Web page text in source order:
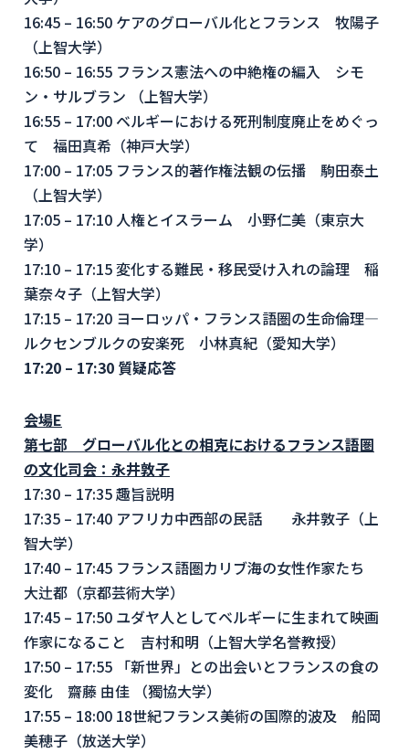
16:45 – 16:50 ケアのグローバル化とフランス 牧陽子
（上智大学）
16:50 – 16:55 フランス憲法への中絶権の編入 シモ
ン・サルブラン （上智大学）
16:55 – 17:00 ベルギーにおける死刑制度廃止をめぐっ
て 福田真希（神戸大学）
17:00 – 17:05 フランス的著作権法観の伝播 駒田泰土
（上智大学）
17:05 – 17:10 人権とイスラーム 小野仁美（東京大
学）
17:10 – 17:15 変化する難民・移民受け入れの論理 稲
葉奈々子（上智大学）
17:15 – 17:20 ヨーロッパ・フランス語圏の生命倫理―
ルクセンブルクの安楽死 小林真紀（愛知大学）
17:20 – 17:30 質疑応答
会場E
第七部 グローバル化との相克におけるフランス語圏
の文化司会：永井敦子
17:30 – 17:35 趣旨説明
17:35 – 17:40 アフリカ中西部の民話 永井敦子（上
智大学）
17:40 – 17:45 フランス語圏カリブ海の女性作家たち
大辻都（京都芸術大学）
17:45 – 17:50 ユダヤ人としてベルギーに生まれて映画
作家になること 吉村和明（上智大学名誉教授）
17:50 – 17:55 「新世界」との出会いとフランスの食の
変化 齋藤 由佳 （獨協大学）
17:55 – 18:00 18世紀フランス美術の国際的波及 船岡
美穂子（放送大学）